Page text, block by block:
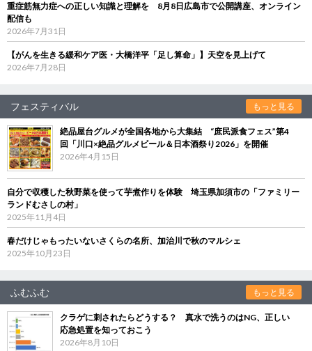
重症筋無力症への正しい知識と理解を 8月8日広島市で公開講座、オンライン
配信も
2026年7月31日
【がんを生きる緩和ケア医・大橋洋平「足し算命」】天空を見上げて
2026年7月28日
フェスティバル もっと見る
絶品屋台グルメが全国各地から大集結 “庶民派食フェス”第4
回「川口×絶品グルメビール＆日本酒祭り2026」を開催
2026年4月15日
自分で収穫した秋野菜を使って芋煮作りを体験 埼玉県加須市の「ファミリー
ランドむさしの村」
2025年11月4日
春だけじゃもったいないさくらの名所、加治川で秋のマルシェ
2025年10月23日
ふむふむ もっと見る
クラゲに刺されたらどうする？ 真水で洗うのはNG、正しい
応急処置を知っておこう
2026年8月10日